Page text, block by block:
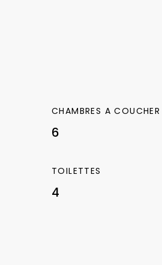
CHAMBRES A COUCHER
6
TOILETTES
4